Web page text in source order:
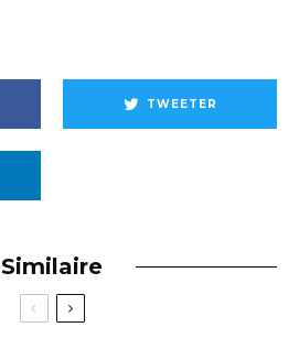
TWEETER
Similaire